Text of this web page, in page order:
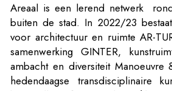
Areaal is een lerend netwerk
buiten de stad. In 2022/23
voor architectuur en ruimte AR-
samenwerking GINTER,
ambacht en diversiteit
hedendaagse transdisciplinaire